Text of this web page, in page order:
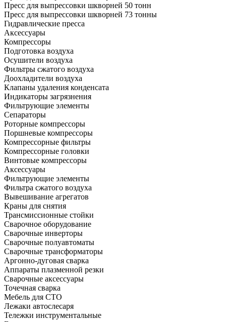
Пресс для выпрессовки шкворней 50 тонн
Пресс для выпрессовки шкворней 73 тонны
Гидравлические пресса
Аксессуары
Компрессоры
Подготовка воздуха
Осушители воздуха
Фильтры сжатого воздуха
Доохладители воздуха
Клапаны удаления конденсата
Индикаторы загрязнения
Фильтрующие элементы
Сепараторы
Роторные компрессоры
Поршневые компрессоры
Компрессорные фильтры
Компрессорные головки
Винтовые компрессоры
Аксессуары
Фильтрующие элементы
Фильтра сжатого воздуха
Вывешивание агрегатов
Краны для снятия
Трансмиссионные стойки
Сварочное оборудование
Сварочные инверторы
Сварочные полуавтоматы
Сварочные трансформаторы
Аргонно-дуговая сварка
Аппараты плазменной резки
Сварочные аксессуары
Точечная сварка
Мебель для СТО
Лежаки автослесаря
Тележки инструментальные